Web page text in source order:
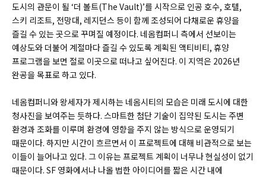
도시의 관문이 될 ‘더 볼트(The Vault)’를 시작으로 인공 호수, 호텔,
스키 리조트, 전망대, 레지던스 등이 함께 조성되어 다채로운 휴양을
즐길 수 있는 곳으로 꾸며질 예정이다. 네옴컴퍼니 측에서 선보이는
예상도와 더불어 계절마다 즐길 수 있도록 계획된 액티비티, 휴양
프로그램을 보면 절로 이곳으로 떠나고 싶어진다. 이 지역은 2026년
완공을 목표로 하고 있다.
네옴컴퍼니와 왕세자가 제시하는 네옴시티의 모습은 미래 도시에 대한
청사진을 보여주는 듯하다. 스마트한 첨단 기술이 집약된 도시는 주변
환경과 조화를 이루며 환경에 영향을 주지 않는 방식으로 운영되기
때문이다. 하지만 시간이 흐르면서 이 프로젝트에 대해 비관적으로 보는
이들이 늘어나고 있다. 그 이유는 프로젝트 계획이 너무나 현실성이 없기
때문이다. SF 영화에서나 나올 법한 아이디어를 짧은 시간 내에